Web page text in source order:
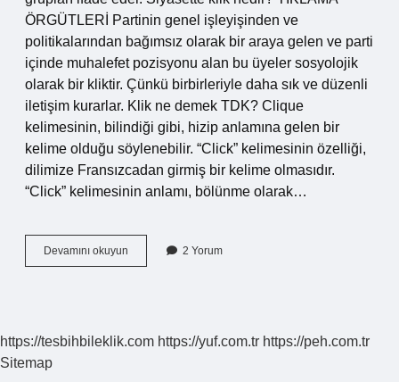
ÖRGÜTLERİ Partinin genel işleyişinden ve
politikalarından bağımsız olarak bir araya gelen ve parti
içinde muhalefet pozisyonu alan bu üyeler sosyolojik
olarak bir kliktir. Çünkü birbirleriyle daha sık ve düzenli
iletişim kurarlar. Klik ne demek TDK? Clique
kelimesinin, bilindiği gibi, hizip anlamına gelen bir
kelime olduğu söylenebilir. “Click” kelimesinin özelliği,
dilimize Fransızcadan girmiş bir kelime olmasıdır.
“Click” kelimesinin anlamı, bölünme olarak…
Devamını okuyun
Klik
2 Yorum
https://tesbihbileklik.com https://yuf.com.tr https://peh.com.tr
Sitemap